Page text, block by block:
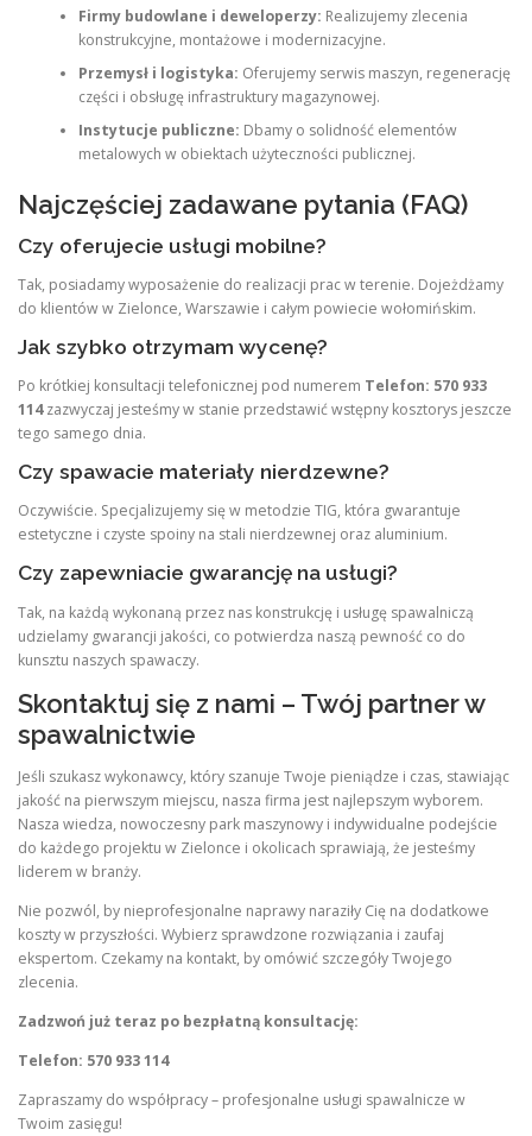
Firmy budowlane i deweloperzy: Realizujemy zlecenia
konstrukcyjne, montażowe i modernizacyjne.
Przemysł i logistyka: Oferujemy serwis maszyn, regenerację
części i obsługę infrastruktury magazynowej.
Instytucje publiczne: Dbamy o solidność elementów
metalowych w obiektach użyteczności publicznej.
Najczęściej zadawane pytania (FAQ)
Czy oferujecie usługi mobilne?
Tak, posiadamy wyposażenie do realizacji prac w terenie. Dojeżdżamy
do klientów w Zielonce, Warszawie i całym powiecie wołomińskim.
Jak szybko otrzymam wycenę?
Po krótkiej konsultacji telefonicznej pod numerem Telefon: 570 933
114zazwyczaj jesteśmy w stanie przedstawić wstępny kosztorys jeszcze
tego samego dnia.
Czy spawacie materiały nierdzewne?
Oczywiście. Specjalizujemy się w metodzie TIG, która gwarantuje
estetyczne i czyste spoiny na stali nierdzewnej oraz aluminium.
Czy zapewniacie gwarancję na usługi?
Tak, na każdą wykonaną przez nas konstrukcję i usługę spawalniczą
udzielamy gwarancji jakości, co potwierdza naszą pewność co do
kunsztu naszych spawaczy.
Skontaktuj się z nami – Twój partner w
spawalnictwie
Jeśli szukasz wykonawcy, który szanuje Twoje pieniądze i czas, stawiając
jakość na pierwszym miejscu, nasza firma jest najlepszym wyborem.
Nasza wiedza, nowoczesny park maszynowy i indywidualne podejście
do każdego projektu w Zielonce i okolicach sprawiają, że jesteśmy
liderem w branży.
Nie pozwól, by nieprofesjonalne naprawy naraziły Cię na dodatkowe
koszty w przyszłości. Wybierz sprawdzone rozwiązania i zaufaj
ekspertom. Czekamy na kontakt, by omówić szczegóły Twojego
zlecenia.
Zadzwoń już teraz po bezpłatną konsultację:
Telefon: 570 933 114
Zapraszamy do współpracy – profesjonalne usługi spawalnicze w
Twoim zasięgu!